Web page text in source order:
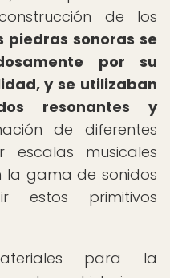
de los
piedras sonoras se
por su
y se utilizaban
resonantes y
de diferentes
escalas musicales
la gama de sonidos
estos primitivos
para la